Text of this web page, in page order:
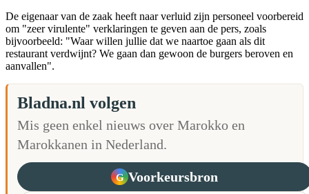
De eigenaar van de zaak heeft naar verluid zijn personeel voorbereid
om "zeer virulente" verklaringen te geven aan de pers, zoals
bijvoorbeeld: "Waar willen jullie dat we naartoe gaan als dit
restaurant verdwijnt? We gaan dan gewoon de burgers beroven en
aanvallen".
Bladna.nl volgen
Mis geen enkel nieuws over Marokko en
Marokkanen in Nederland.
G Voorkeursbron